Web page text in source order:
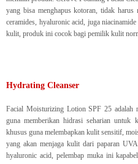
yang bisa menghapus kotoran, tidak
ceramides, hyaluronic acid, juga
kulit, produk ini cocok bagi pemilik kulit
Hydrating Cleanser
Facial Moisturizing Lotion SPF 25 adalah
guna memberikan hidrasi seharian
khusus guna melembapkan kulit sensitif,
yang akan menjaga kulit dari paparan
hyaluronic acid, pelembap muka ini